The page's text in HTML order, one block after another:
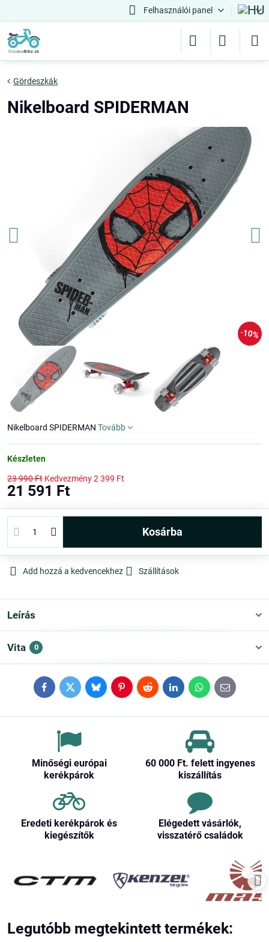
Felhasználói panel
10%
Gördeszkák
Nikelboard SPIDERMAN
Nikelboard SPIDERMAN Tovább
Készleten
23 990 Ft Kedvezmény2 399 Ft
21 591 Ft
kosárba
Add hozzá a kedvencekhez Szállítások
Leírás
Vita 0
FacebookTwitterBlueskyPinterestRedditLinkedInWhatsApp
E-
mail
Minőségi európai
kerékpárok
60 000 Ft​. felett ingyenes
kiszállítás
Eredeti kerékpárok és
kiegészítők
Elégedett vásárlók,
visszatérő családok
Legutóbb megtekintett termékek: